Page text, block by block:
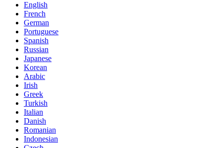
English
French
German
Portuguese
Spanish
Russian
Japanese
Korean
Arabic
Irish
Greek
Turkish
Italian
Danish
Romanian
Indonesian